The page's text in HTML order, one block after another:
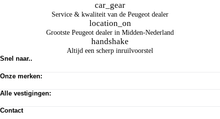
car_gear
Service & kwaliteit van de Peugeot dealer
location_on
Grootste Peugeot dealer in Midden-Nederland
handshake
Altijd een scherp inruilvoorstel
Snel naar..
Werkplaats afspraak
Privacy verklaring
Algemene voorwaarden
Pechhulp
Onze merken:
Alfa Romeo
Dongfeng
Fiat
Alle vestigingen:
Almere Occasion
Contact